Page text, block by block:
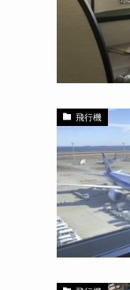
飛行機